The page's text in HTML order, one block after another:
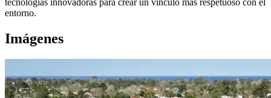
tecnologías innovadoras para crear un vínculo más respetuoso con el
entorno.
Imágenes